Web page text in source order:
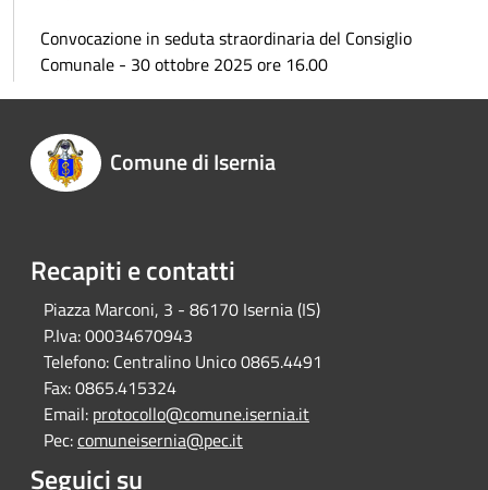
Convocazione in seduta straordinaria del Consiglio
Comunale - 30 ottobre 2025 ore 16.00
Comune di Isernia
Recapiti e contatti
Piazza Marconi, 3 - 86170 Isernia (IS)
P.Iva:00034670943
Telefono: Centralino Unico 0865.4491
Fax:0865.415324
Email: protocollo@comune.isernia.it
Pec:comuneisernia@pec.it
Seguici su